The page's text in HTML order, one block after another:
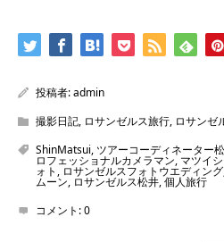
投稿者:admin
撮影日記, ロサンゼルス旅行, ロサンゼ
ShinMatsui, ツアーコーディネーター
ロフェッショナルカメラマン, マツイ
ォト , ロサンゼルスフォトウエディング
ムーン, ロサンゼルス松井,個人旅行
コメント:0